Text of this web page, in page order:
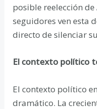
posible reelección de
seguidores ven esta
directo de silenciar
El contexto político
El contexto político
dramático. La